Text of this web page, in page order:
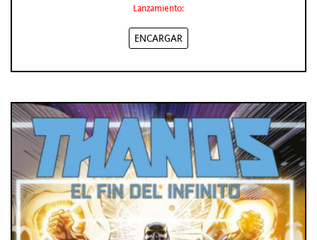
Lanzamiento:
ENCARGAR